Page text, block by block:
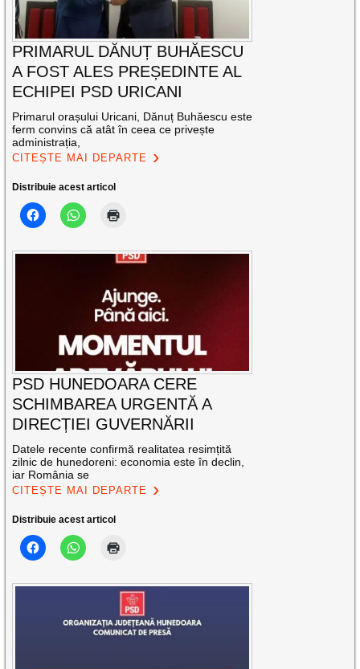
PRIMARUL DĂNUȚ BUHĂESCU
A FOST ALES PREȘEDINTE AL
ECHIPEI PSD URICANI
Primarul orașului Uricani, Dănuț Buhăescu este
ferm convins că atât în ceea ce privește
administrația,
CITEȘTE MAI DEPARTE
Distribuie acest articol
PSD HUNEDOARA CERE
SCHIMBAREA URGENTĂ A
DIRECȚIEI GUVERNĂRII
Datele recente confirmă realitatea resimțită
zilnic de hunedoreni: economia este în declin,
iar România se
CITEȘTE MAI DEPARTE
Distribuie acest articol